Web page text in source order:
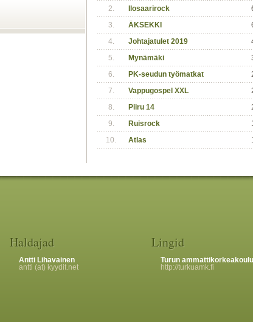
2.
Ilosaarirock
3.
ÄKSEKKI
4.
Johtajatulet 2019
5.
Mynämäki
6.
PK-seudun työmatkat
7.
Vappugospel XXL
8.
Piiru 14
9.
Ruisrock
10.
Atlas
Haldajad
Antti Lihavainen
antti (at) kyydit.net
Lingid
Turun ammattikorkeakoulu
http://turkuamk.fi